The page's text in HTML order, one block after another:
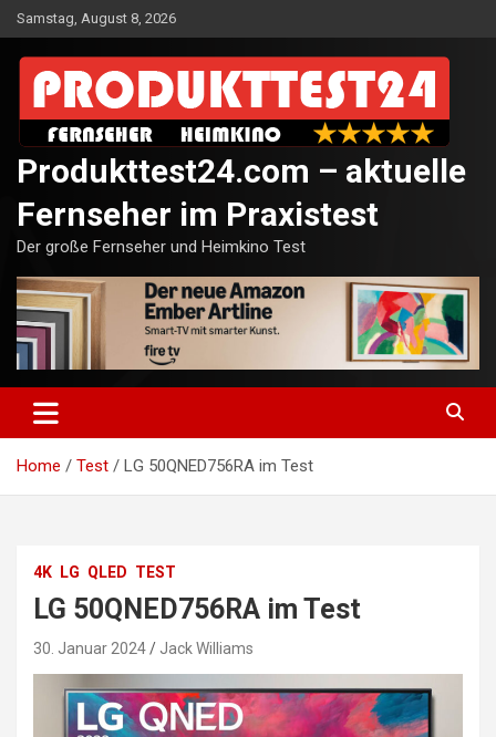
Skip
to
content
Samstag, August 8, 2026
Produkttest24.com – aktuelle
Fernseher im Praxistest
Der große Fernseher und Heimkino Test
Home Test LG 50QNED756RA im Test
4K LG QLED TEST
LG 50QNED756RA im Test
30. Januar 2024 Jack Williams